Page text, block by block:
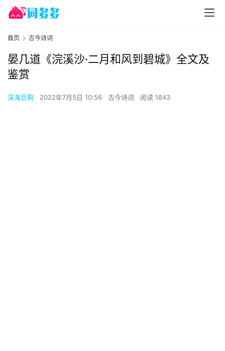
首页 古今诗词
晏几道《浣溪沙·二月和风到碧城》全文及
鉴赏
深海巨狗 2022年7月5日 10:56 古今诗词 阅读 1843